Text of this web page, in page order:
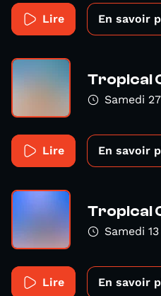
Lire En savoir
Tropical
Samedi
Lire En savoir
Tropical
Samedi
Lire En savoir